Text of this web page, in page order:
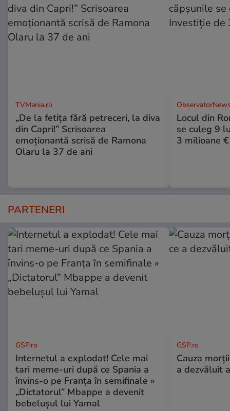
TVMania.ro
„De la fetița fără petreceri, la diva
din Capri!” Scrisoarea
emoționantă scrisă de Ramona
Olaru la 37 de ani
Locul din
se culeg 9
3 milioane €
PARTENERI
GSP.ro
Internetul a explodat! Cele mai
tari meme-uri după ce Spania a
învins-o pe Franța în semifinale »
„Dictatorul” Mbappe a devenit
bebelușul lui Yamal
GSP.ro
Cauza
a dezvăluit